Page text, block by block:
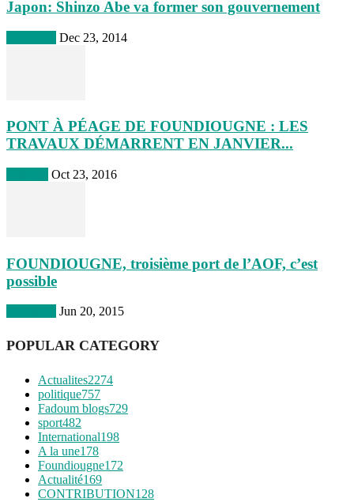
Japon: Shinzo Abe va former son gouvernement
Dec 23, 2014
PONT À PÉAGE DE FOUNDIOUGNE : LES
TRAVAUX DÉMARRENT EN JANVIER...
Oct 23, 2016
FOUNDIOUGNE, troisième port de l’AOF, c’est
possible
Jun 20, 2015
POPULAR CATEGORY
Actualites2274
politique757
Fadoum blogs729
sport482
International198
A la une178
Foundiougne172
Actualité169
CONTRIBUTION128